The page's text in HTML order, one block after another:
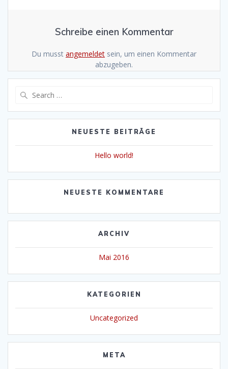
Schreibe einen Kommentar
Du musst angemeldet sein, um einen Kommentar
abzugeben.
NEUESTE BEITRÄGE
Hello world!
NEUESTE KOMMENTARE
ARCHIV
Mai 2016
KATEGORIEN
Uncategorized
META